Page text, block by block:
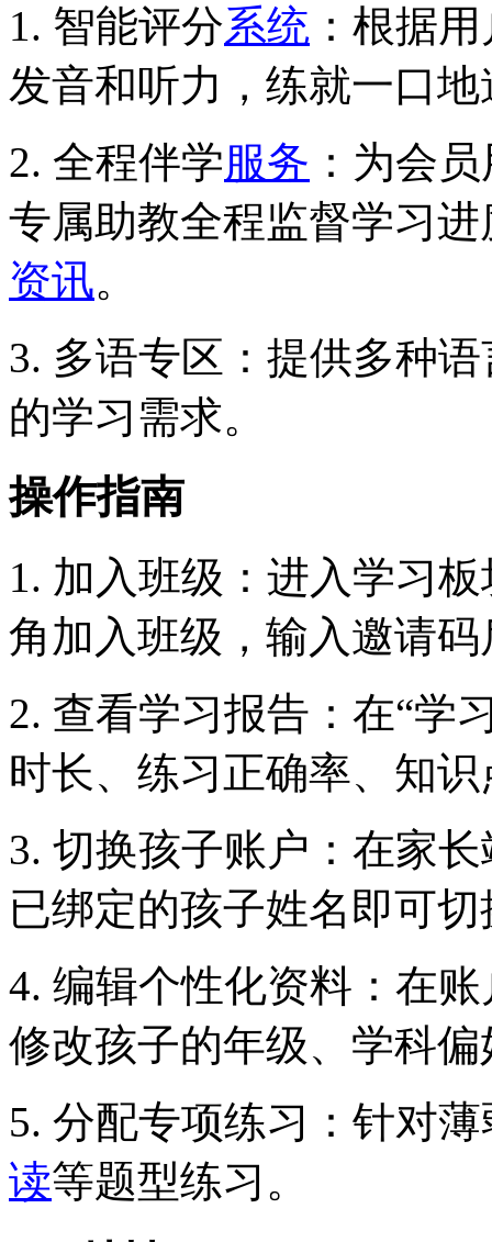
1. 智能评分系统 ：根据
发音和听力，练就一口
2. 全程伴学服务 ：为会
专属助教全程监督学习
资讯。
3. 多语专区：提供多种
的学习需求。
操作指南
1. 加入班级：进入学习
角加入班级，输入邀请
2. 查看学习报告：在“学
时长、练习正确率、知
3. 切换孩子账户：在家
已绑定的孩子姓名即可
4. 编辑个性化资料：在
修改孩子的年级、学科
5. 分配专项练习：针对
读等题型练习。